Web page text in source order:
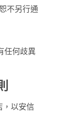
不另行通
任何歧異
，以安信